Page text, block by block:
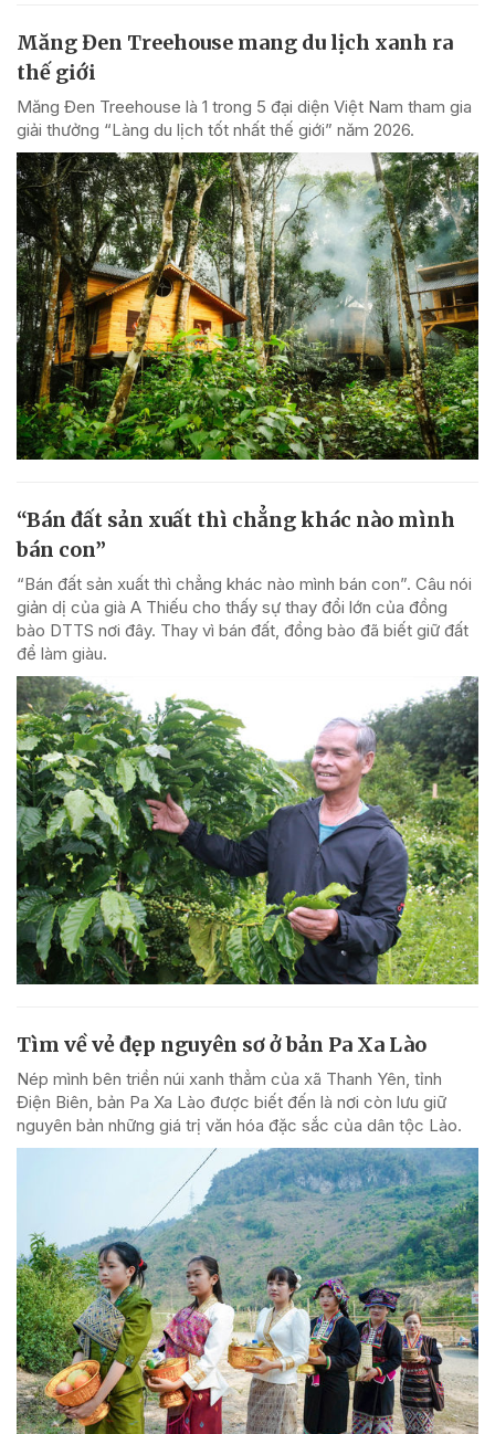
Măng Đen Treehouse mang du lịch xanh ra
thế giới
Măng Đen Treehouse là 1 trong 5 đại diện Việt Nam tham gia
giải thưởng “Làng du lịch tốt nhất thế giới” năm 2026.
“Bán đất sản xuất thì chẳng khác nào mình
bán con”
“Bán đất sản xuất thì chẳng khác nào mình bán con”. Câu nói
giản dị của già A Thiếu cho thấy sự thay đổi lớn của đồng
bào DTTS nơi đây. Thay vì bán đất, đồng bào đã biết giữ đất
để làm giàu.
Tìm về vẻ đẹp nguyên sơ ở bản Pa Xa Lào
Nép mình bên triền núi xanh thẳm của xã Thanh Yên, tỉnh
Điện Biên, bản Pa Xa Lào được biết đến là nơi còn lưu giữ
nguyên bản những giá trị văn hóa đặc sắc của dân tộc Lào.